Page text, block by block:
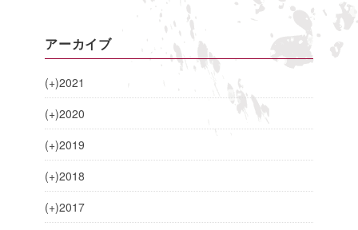
アーカイブ
(+)2021
(+)2020
(+)2019
(+)2018
(+)2017